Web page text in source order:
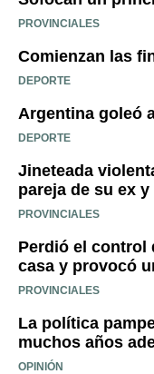
PROVINCIALES
Comienzan las
DEPORTE
Argentina goleó
DEPORTE
Jineteada
pareja de su ex
PROVINCIALES
Perdió el control
casa y provocó
PROVINCIALES
La política
muchos años
OPINIÓN